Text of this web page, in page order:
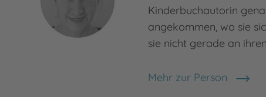
Kinderbuchautorin
angekommen, wo sie
sie nicht gerade an
Mehr zur Person
Flavia Fox